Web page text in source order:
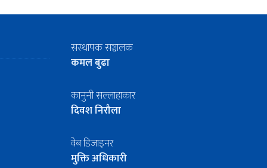
सस्थापक सञ्चालक
कमल बुढा
कानुनी सल्लाहाकार
दिवश निरौला
वेब डिजाइनर
मुक्ति अधिकारी